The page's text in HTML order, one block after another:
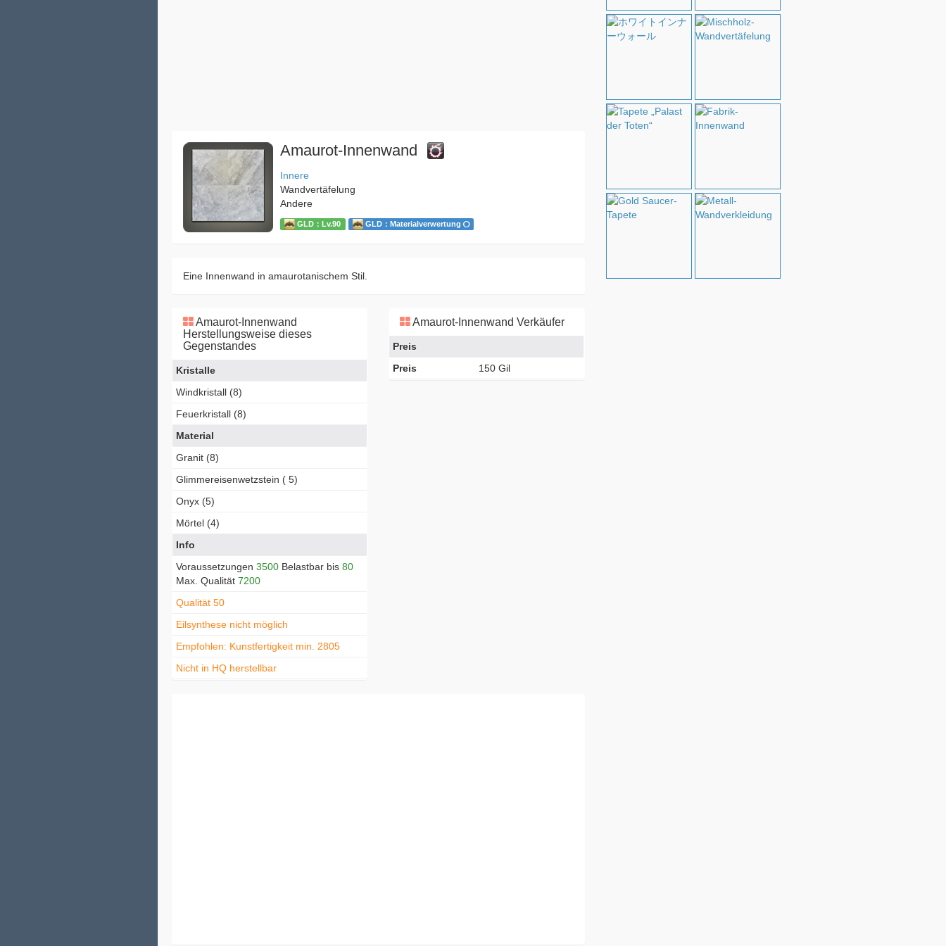
Amaurot-Innenwand
Innere
Wandvertäfelung
Andere
GLD：Lv.90 GLD：Materialverwertung
Eine Innenwand in amaurotanischem Stil.
Amaurot-Innenwand
Herstellungsweise dieses
Gegenstandes
Kristalle
Windkristall (8)
Feuerkristall (8)
Material
Granit (8)
Glimmereisenwetzstein ( 5)
Onyx (5)
Mörtel (4)
Info
Voraussetzungen 3500 Belastbar bis 80
Max. Qualität 7200
Qualität 50
Eilsynthese nicht möglich
Empfohlen: Kunstfertigkeit min. 2805
Nicht in HQ herstellbar
Amaurot-Innenwand Verkäufer
Preis
Preis
150 Gil